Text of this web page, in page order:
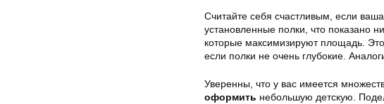
Считайте себя счастливым, если
установленные полки, что показано
которые максимизируют площадь.
если полки не очень глубокие.
Уверенны, что у вас имеется
оформить небольшую детскую.